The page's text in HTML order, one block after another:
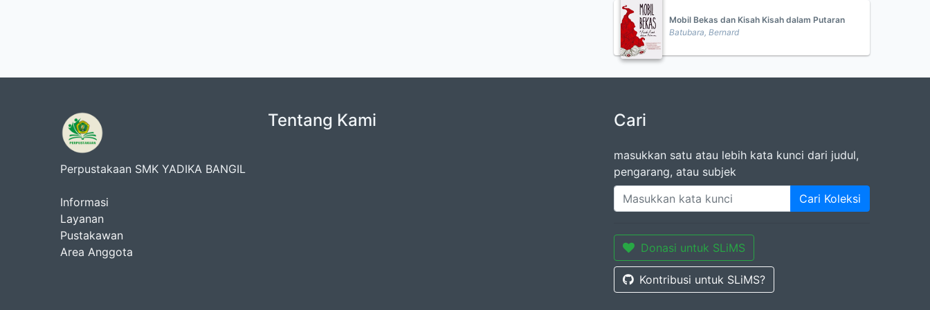
Mobil Bekas dan Kisah Kisah dalam Putaran
Batubara, Bernard
Perpustakaan SMK YADIKA BANGIL
Informasi
Layanan
Pustakawan
Area Anggota
Tentang Kami Cari
masukkan satu atau lebih kata kunci dari judul,
pengarang, atau subjek
Cari Koleksi
Donasi untuk SLiMS
Kontribusi untuk SLiMS?